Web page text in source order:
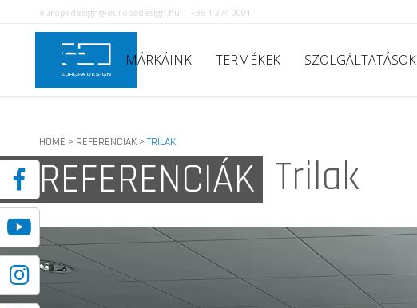
europadesign@europadesign.hu | +36 1 274 0001
MÁRKÁINK TERMÉKEK SZOLGÁLTATÁSOK
HOME > REFERENCIAK>TRILAK
REFERENCIÁK Trilak